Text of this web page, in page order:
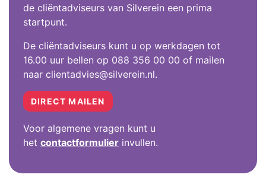
de cliëntadviseurs van Silverein een prima
startpunt.
De cliëntadviseurs kunt u op werkdagen tot
16.00 uur bellen op 088 356 00 00 of mailen
naar clientadvies@silverein.nl.
DIRECT MAILEN
Voor algemene vragen kunt u
het contactformulier invullen.